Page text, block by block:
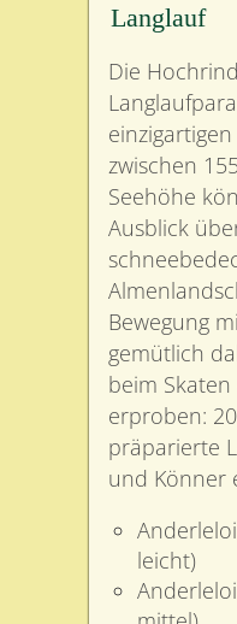
Langlauf
Die
zwischen
Seehöhe
Ausblick
Bewegung
gemütlich
beim
erproben:
präparierte
und Könner
leicht)